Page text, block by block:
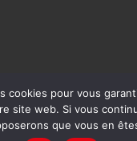
2018 - Tous droits
cookies pour vous
site web. Si vous
que vous en